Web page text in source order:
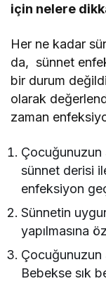
için nelere
Her ne kadar
da, sünnet
bir durum
olarak
zaman
sünnet derisi
enfeksiyon
Sünnetin
yapılmasına
Bebekse sık